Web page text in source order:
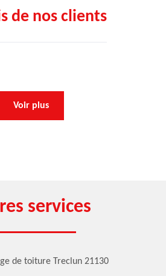
de nos clients
Voir plus
services
de toiture Treclun 21130